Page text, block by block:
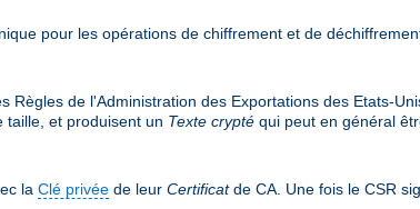
pour les opérations de chiffrement et de
de l'Administration des Exportations des Etats-
taille, et produisent un Texte crypté qui peut en général
la Clé privée de leur Certificatde CA. Une fois le CSR